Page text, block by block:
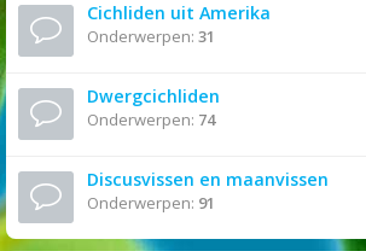
Cichliden uit Amerika
Onderwerpen: 31
Dwergcichliden
Onderwerpen: 74
Discusvissen en maanvissen
Onderwerpen: 91